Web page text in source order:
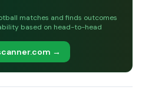
matches and finds outcomes
based on head-to-head
→